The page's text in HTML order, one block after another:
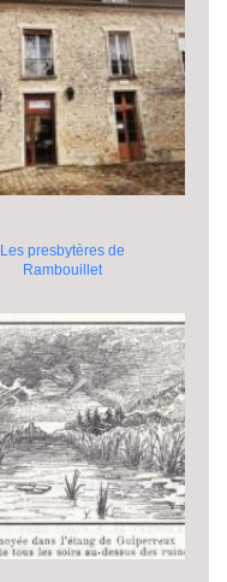
Les presbytères de
Rambouillet